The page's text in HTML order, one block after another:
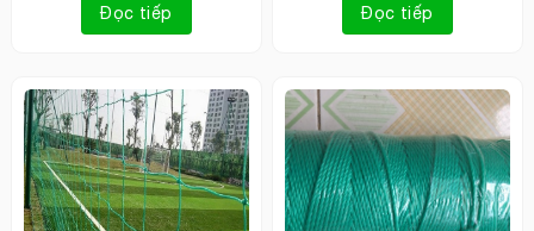
Đọc tiếp Đọc tiếp